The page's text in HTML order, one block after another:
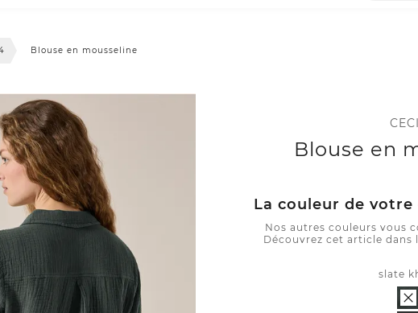
Blouse en mousseline
Blouse en
La couleur de votre
Nos autres couleurs vous
Découvrez cet article dans
slate